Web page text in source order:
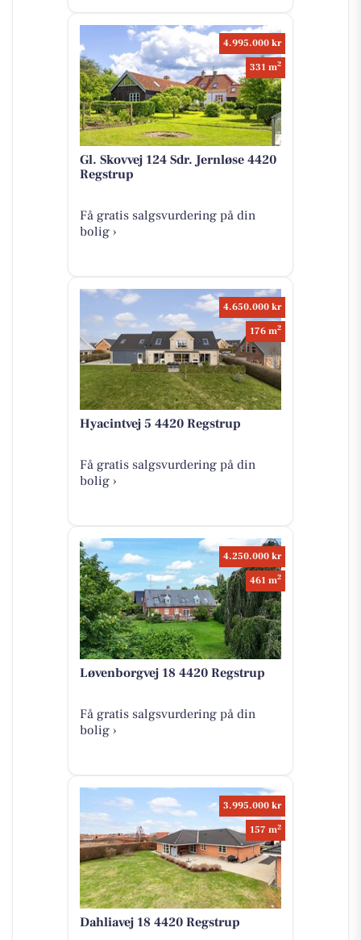
4.995.000 kr
331 m2
Gl. Skovvej 124 Sdr. Jernløse 4420
Regstrup
Få gratis salgsvurdering på din
bolig ›
4.650.000 kr
176 m2
Hyacintvej 5 4420 Regstrup
Få gratis salgsvurdering på din
bolig ›
4.250.000 kr
461 m2
Løvenborgvej 18 4420 Regstrup
Få gratis salgsvurdering på din
bolig ›
3.995.000 kr
157 m2
Dahliavej 18 4420 Regstrup